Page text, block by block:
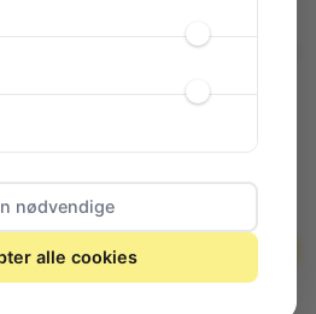
nødvendige
alle cookies